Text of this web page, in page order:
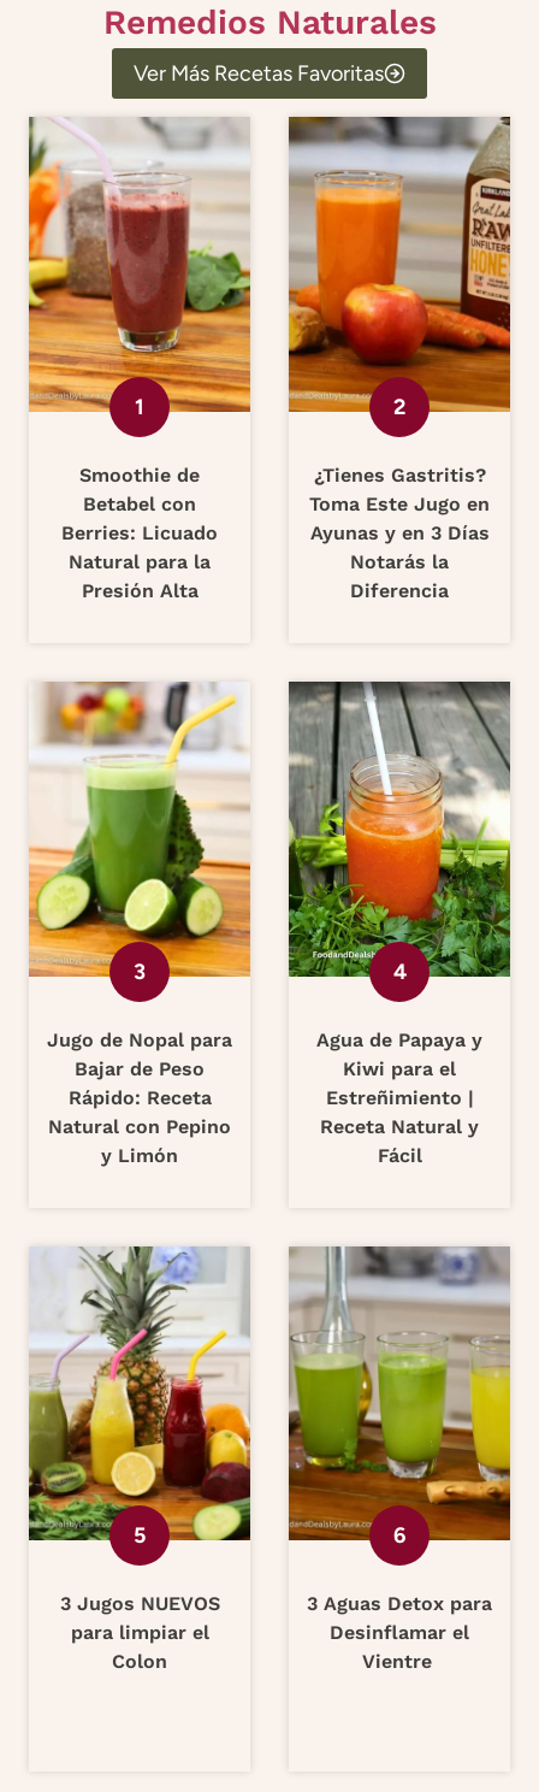
Remedios Naturales
Ver Más Recetas Favoritas
Smoothie de
Betabel con
Berries: Licuado
Natural para la
Presión Alta
¿Tienes Gastritis?
Toma Este Jugo en
Ayunas y en 3 Días
Notarás la
Diferencia
Jugo de Nopal para
Bajar de Peso
Rápido: Receta
Natural con Pepino
y Limón
Agua de Papaya y
Kiwi para el
Estreñimiento |
Receta Natural y
Fácil
3 Jugos NUEVOS
para limpiar el
Colon
3 Aguas Detox para
Desinflamar el
Vientre